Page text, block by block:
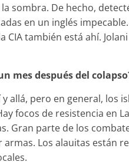
sombra. De hecho,
en un inglés
CIA también está ahí.
mes después del
allá, pero en general, los
focos de resistencia en
Gran parte de los
Los alauitas están